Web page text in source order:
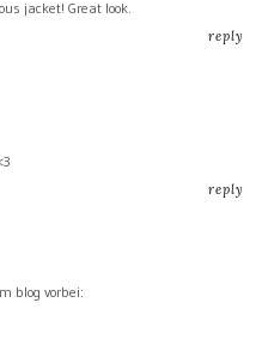
jacket! Great look.
reply
reply
blog vorbei: